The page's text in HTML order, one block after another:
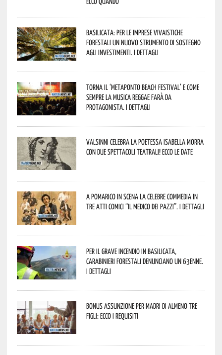
Basilicata: per le imprese vivaistiche
forestali un nuovo strumento di sostegno
agli investimenti. I dettagli
Torna il ‘Metaponto beach festival’ e come
sempre la musica reggae farà da
protagonista. I dettagli
Valsinni celebra la poetessa Isabella Morra
con due spettacoli teatrali! Ecco le date
A Pomarico in scena la celebre commedia in
tre atti comici “Il medico dei pazzi”. I dettagli
Per il grave incendio in Basilicata,
Carabinieri forestali denunciano un 63enne.
I dettagli
Bonus assunzione per madri di almeno tre
figli: ecco i requisiti